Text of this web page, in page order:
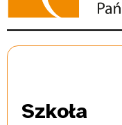
Szkoła